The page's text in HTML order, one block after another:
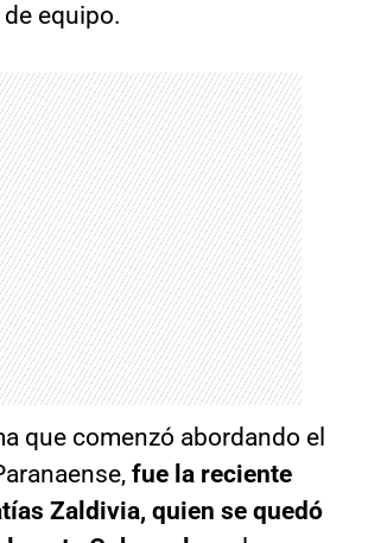
equipo.
que comenzó abordando el
fue la reciente
Zaldivia, quien se quedó